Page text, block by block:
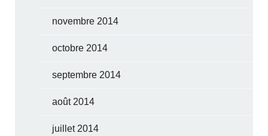
novembre 2014
octobre 2014
septembre 2014
août 2014
juillet 2014